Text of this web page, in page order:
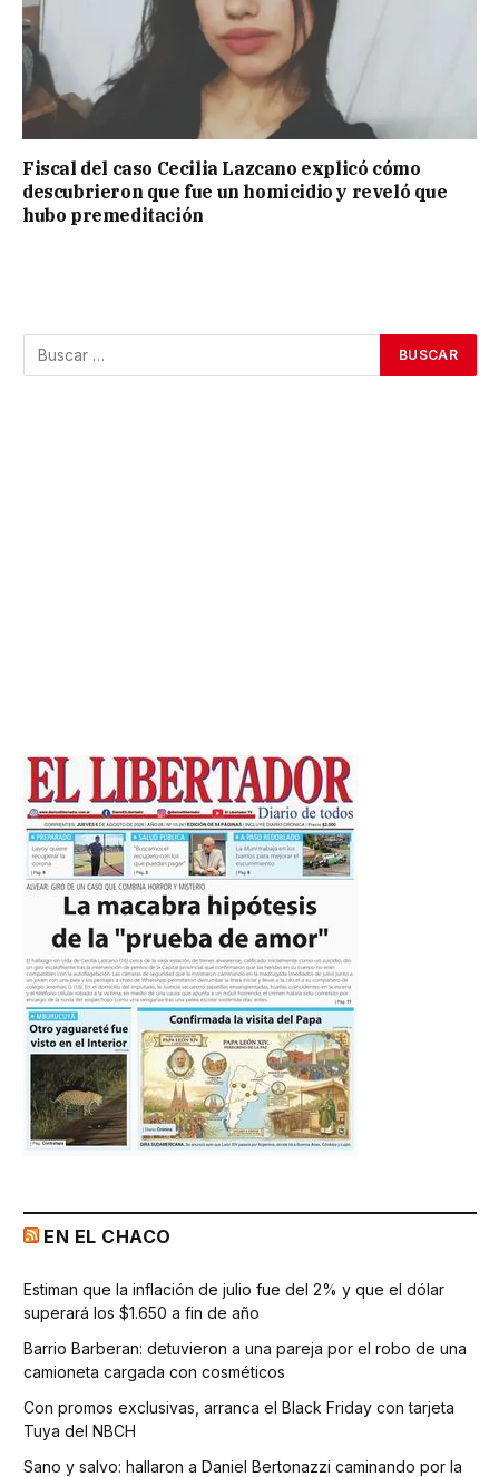
Fiscal del caso Cecilia Lazcano explicó cómo
descubrieron que fue un homicidio y reveló que
hubo premeditación
EN EL CHACO
Estiman que la inflación de julio fue del 2% y que el dólar
superará los $1.650 a fin de año
Barrio Barberan: detuvieron a una pareja por el robo de una
camioneta cargada con cosméticos
Con promos exclusivas, arranca el Black Friday con tarjeta
Tuya del NBCH
Sano y salvo: hallaron a Daniel Bertonazzi caminando por la